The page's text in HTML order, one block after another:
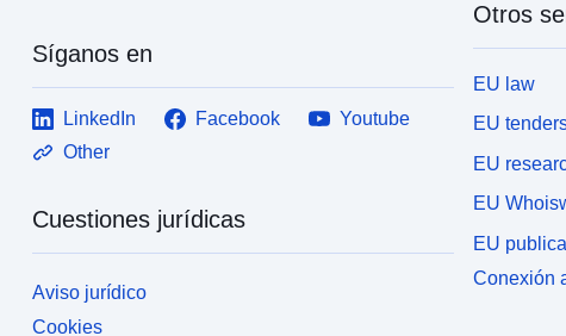
Síganos en
LinkedIn Facebook
Youtube
Other
Cuestiones jurídicas
Aviso jurídico
Cookies
Otros
EU law
EU
EU
EU
EU
Conexión